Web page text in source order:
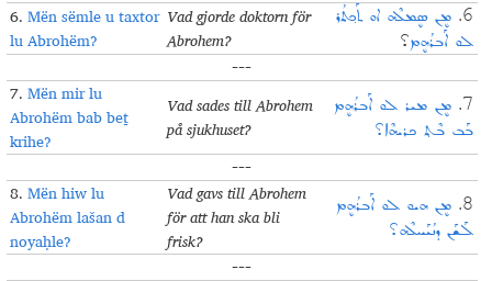
6.Mën sëmle u taxtor
lu Abrohëm?
Vad gjorde doktorn för
Abrohem?
6. ܡܷܢ ܣܷܡܠܶܗ ܐܘ ܬܰܟ݂ܬܳܪ
ܠܘ ܐܰܒܪܳܗܷܡ؟
---
7.Mën mir lu
Abrohëm bab beṯ
krihe?
Vad sades till Abrohem
på sjukhuset?
7. ܡܷܢ ܡܝܪ ܠܘ ܐܰܒܪܳܗܷܡ
ܒܰܒ ܒܶܬ݂ ܟܪܝܗܶܐ؟
---
8.Mën hiw lu
Abrohëm lašan d
noyaḥle?
Vad gavs till Abrohem
för att han ska bli
frisk?
8. ܡܷܢ ܗܝܘ ܠܘ ܐܰܒܪܳܗܷܡ
ܠܰܫܰܢ ܕܢܳܝܰܚܠܶܗ؟
---